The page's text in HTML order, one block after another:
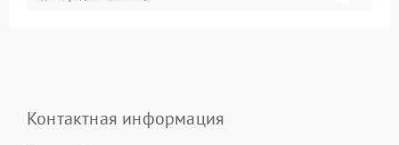
Контактная информация